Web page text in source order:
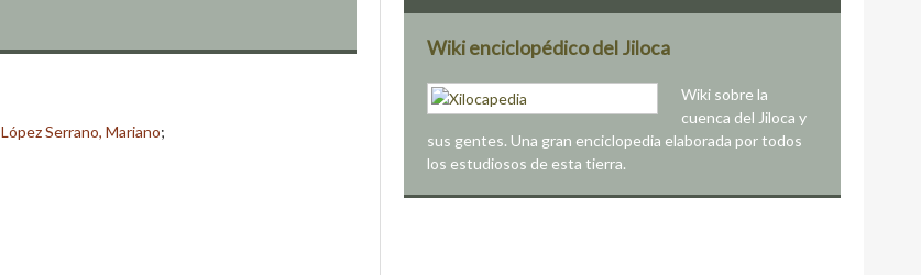
López Serrano, Mariano;
Wiki enciclopédico del Jiloca
Wiki sobre la
cuenca del Jiloca y
sus gentes. Una gran enciclopedia elaborada por todos
los estudiosos de esta tierra.